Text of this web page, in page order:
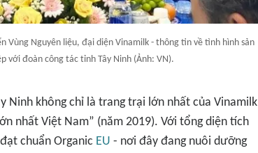
Vùng Nguyên liệu, đại diện Vinamilk - thông tin về tình hình sản
với đoàn công tác tỉnh Tây Ninh (Ảnh: VN).
Ninh không chỉ là trang trại lớn nhất của Vinamilk
nhất Việt Nam” (năm 2019). Với tổng diện tích
chuẩn Organic EU - nơi đây đang nuôi dưỡng